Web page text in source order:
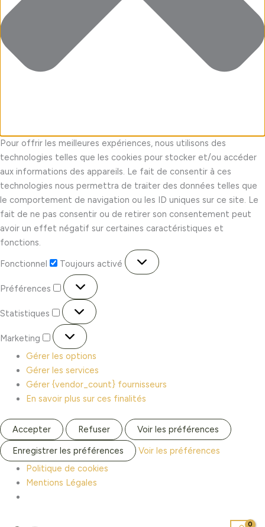
Pour offrir les meilleures expériences, nous utilisons des
technologies telles que les cookies pour stocker et/ou accéder
aux informations des appareils. Le fait de consentir à ces
technologies nous permettra de traiter des données telles que
le comportement de navigation ou les ID uniques sur ce site. Le
fait de ne pas consentir ou de retirer son consentement peut
avoir un effet négatif sur certaines caractéristiques et
fonctions.
Fonctionnel
Toujours activé
Préférences
Statistiques
Marketing
Gérer les options
Gérer les services
Gérer {vendor_count} fournisseurs
En savoir plus sur ces finalités
Accepter Refuser
Voir les préférences
Enregistrer les préférences
Voir les préférences
Politique de cookies
Mentions Légales